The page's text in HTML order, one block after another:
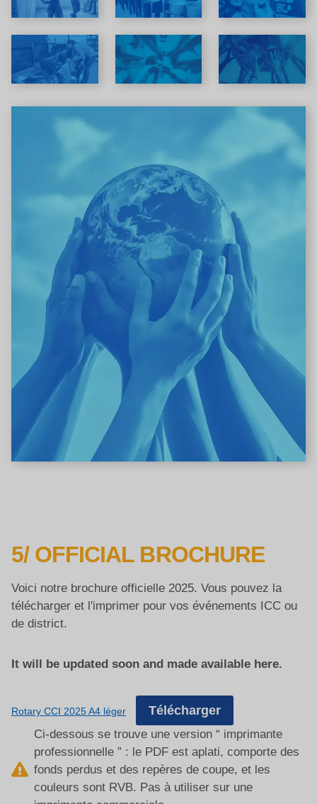
5/ OFFICIAL BROCHURE
Voici notre brochure officielle 2025. Vous pouvez la
télécharger et l'imprimer pour vos événements ICC ou
de district.
It will be updated soon and made available here.
Rotary CCI 2025 A4 léger Télécharger
Ci-dessous se trouve une version “ imprimante
professionnelle ” : le PDF est aplati, comporte des
fonds perdus et des repères de coupe, et les
couleurs sont RVB. Pas à utiliser sur une